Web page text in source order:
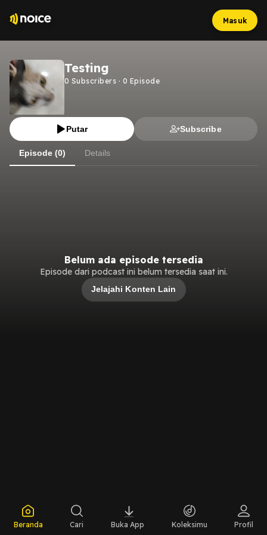
Masuk
Testing
0 Subscribers · 0 Episode
Putar Subscribe
Episode (0) Details
Belum ada episode tersedia
Episode dari podcast ini belum tersedia saat ini.
Jelajahi Konten Lain
Beranda Cari Buka App Koleksimu Profil